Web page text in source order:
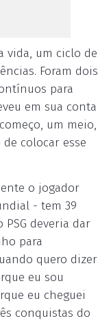
vida, um ciclo de
Foram dois
para
em sua conta
um meio,
colocar esse
o jogador
- tem 39
deveria dar
para
quero dizer
eu sou
eu cheguei
conquistas do